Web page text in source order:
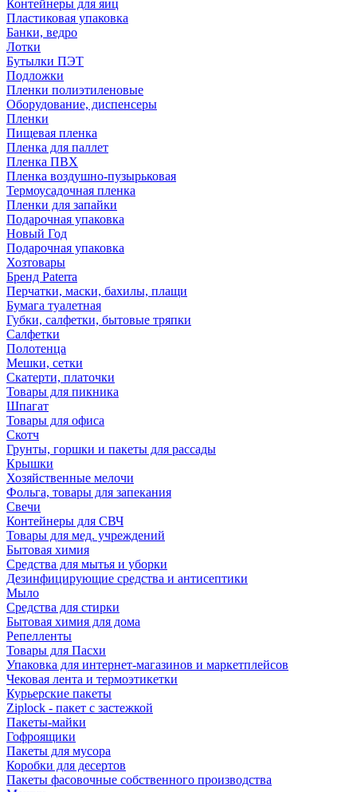
Контейнеры для яиц
Пластиковая упаковка
Банки, ведро
Лотки
Бутылки ПЭТ
Подложки
Пленки полиэтиленовые
Оборудование, диспенсеры
Пленки
Пищевая пленка
Пленка для паллет
Пленка ПВХ
Пленка воздушно-пузырьковая
Термоусадочная пленка
Пленки для запайки
Подарочная упаковка
Новый Год
Подарочная упаковка
Хозтовары
Бренд Paterra
Перчатки, маски, бахилы, плащи
Бумага туалетная
Губки, салфетки, бытовые тряпки
Салфетки
Полотенца
Мешки, сетки
Скатерти, платочки
Товары для пикника
Шпагат
Товары для офиса
Скотч
Грунты, горшки и пакеты для рассады
Крышки
Хозяйственные мелочи
Фольга, товары для запекания
Свечи
Контейнеры для СВЧ
Товары для мед. учреждений
Бытовая химия
Средства для мытья и уборки
Дезинфицирующие средства и антисептики
Мыло
Средства для стирки
Бытовая химия для дома
Репелленты
Товары для Пасхи
Упаковка для интернет-магазинов и маркетплейсов
Чековая лента и термоэтикетки
Курьерские пакеты
Ziplock - пакет с застежкой
Пакеты-майки
Гофроящики
Пакеты для мусора
Коробки для десертов
Пакеты фасовочные собственного производства